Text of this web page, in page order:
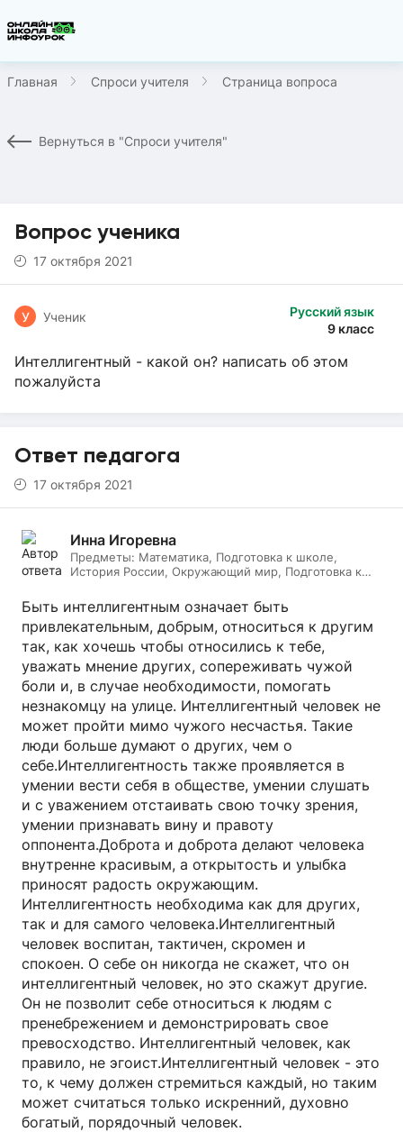
Главная Спроси учителя Страница вопроса
Вернуться в "Спроси учителя"
Вопрос ученика
17 октября 2021
Русский язык
9 класс
У Ученик
Интеллигентный - какой он? написать об этом
пожалуйста
Ответ педагога
17 октября 2021
Инна Игоревна
Предметы: Математика, Подготовка к школе,
История России, Окружающий мир, Подготовка к
Всеобщая история, Литература, ИЗО, МХК,
Литературное чтение, Подготовка к ОГЭ, Русский
язык
Быть интеллигентным означает быть
привлекательным, добрым, относиться к другим
так, как хочешь чтобы относились к тебе,
уважать мнение других, сопереживать чужой
боли и, в случае необходимости, помогать
незнакомцу на улице. Интеллигентный человек не
может пройти мимо чужого несчастья. Такие
люди больше думают о других, чем о
себе.Интеллигентность также проявляется в
умении вести себя в обществе, умении слушать
и с уважением отстаивать свою точку зрения,
умении признавать вину и правоту
оппонента.Доброта и доброта делают человека
внутренне красивым, а открытость и улыбка
приносят радость окружающим.
Интеллигентность необходима как для других,
так и для самого человека.Интеллигентный
человек воспитан, тактичен, скромен и
спокоен. О себе он никогда не скажет, что он
интеллигентный человек, но это скажут другие.
Он не позволит себе относиться к людям с
пренебрежением и демонстрировать свое
превосходство. Интеллигентный человек, как
правило, не эгоист.Интеллигентный человек - это
то, к чему должен стремиться каждый, но таким
может считаться только искренний, духовно
богатый, порядочный человек.